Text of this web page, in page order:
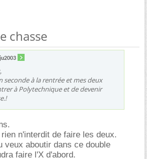
chasse
seconde à la rentrée et mes deux
à Polytechnique et de devenir
n'interdit de faire les deux.
veux aboutir dans ce double
faire l'X d'abord.